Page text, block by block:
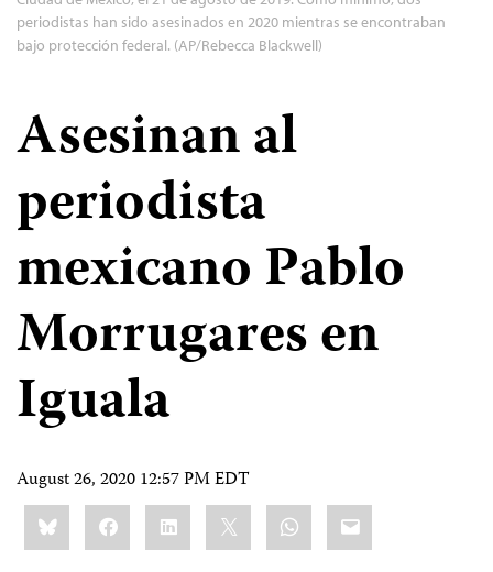
periodistas han sido asesinados en 2020 mientras se encontraban
bajo protección federal. (AP/Rebecca Blackwell)
Asesinan al
periodista
mexicano Pablo
Morrugares en
Iguala
August 26, 2020 12:57 PM EDT
Share
this:BlueskyFacebookLinkedIn WhatsApp
Email